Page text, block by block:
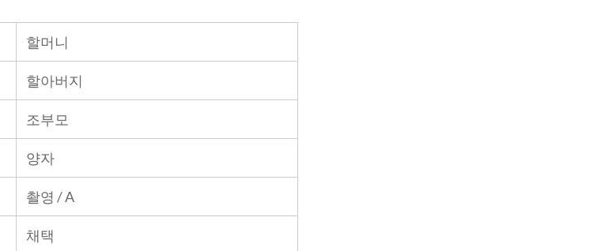
할머니
할아버지
조부모
양자
촬영 / A
채택